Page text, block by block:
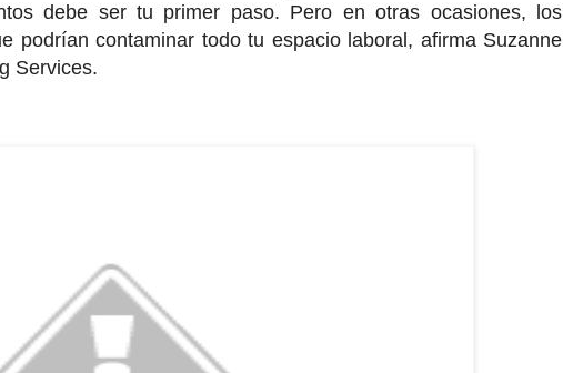
debe ser tu primer paso. Pero en otras ocasiones, los
podrían contaminar todo tu espacio laboral, afirma Suzanne
Services.